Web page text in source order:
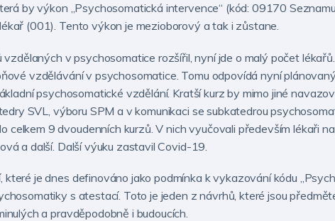
by výkon „Psychosomatická intervence“ (kód: 09170
(001). Tento výkon je mezioborový a tak i zůstane.
v psychosomatice rozšířil, nyní jde o malý počet
vzdělávání v psychosomatice. Tomu odpovídá nyní
psychosomatické vzdělání. Kratší kurz by mimo jiné
SVL, výboru SPM a v komunikaci se subkatedrou
celkem 9 dvoudenních kurzů. V nich vyučovali především lékaři
a další. Další výuku zastavil Covid-19.
je dnes definováno jako podmínka k vykazování kódu
s atestací. Toto je jeden z návrhů, které jsou
a pravděpodobně i budoucích.